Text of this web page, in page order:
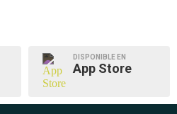
DISPONIBLE EN
App Store